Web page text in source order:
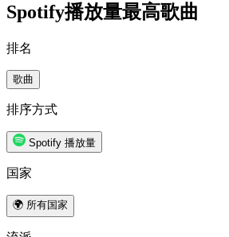
Spotify播放量最高歌曲
排名
歌曲
排序方式
Spotify 播放量
国家
🌍 所有国家